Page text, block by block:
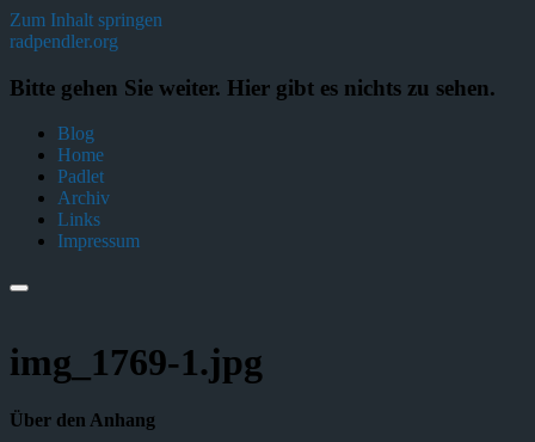
Zum Inhalt springen
radpendler.org
Bitte gehen Sie weiter. Hier gibt es nichts zu sehen.
Blog
Home
Padlet
Archiv
Links
Impressum
img_1769-1.jpg
Über den Anhang